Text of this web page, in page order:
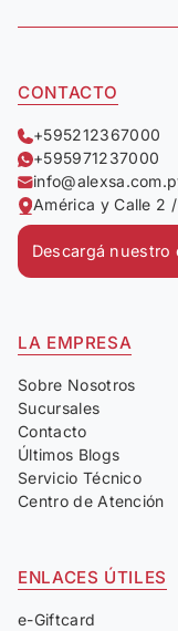
CONTACTO
+595212367000
+595971237000
América y Calle 2
Descargá nuestro
LA EMPRESA
Sobre Nosotros
Sucursales
Contacto
Últimos Blogs
Servicio Técnico
Centro de Atención
ENLACES ÚTILES
e-Giftcard